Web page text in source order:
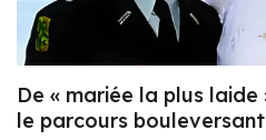
De « mariée la plus laide
le parcours bouleversant